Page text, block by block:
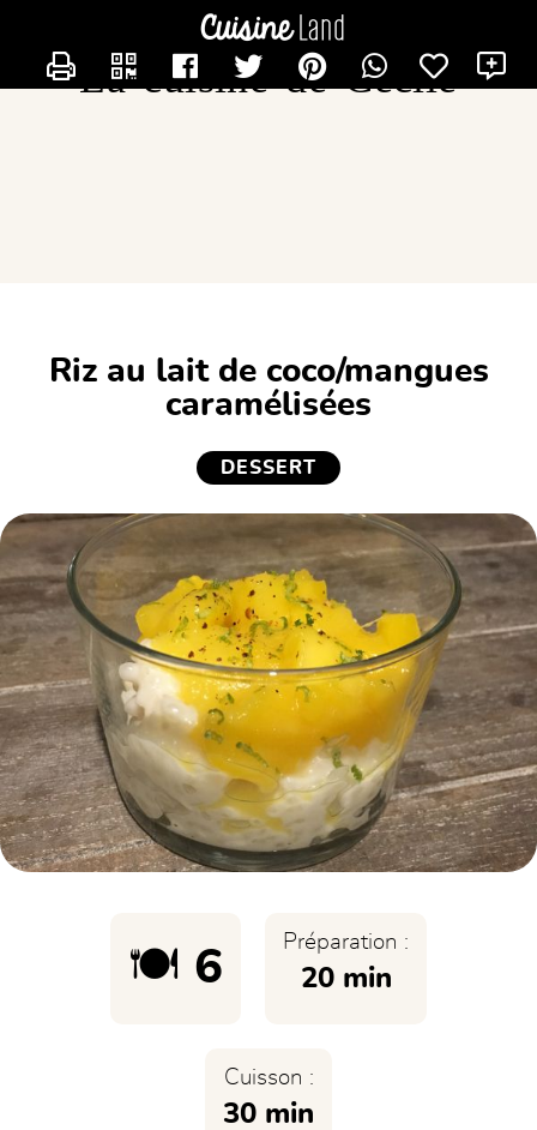
La cuisine de Cécile
Riz au lait de coco/mangues
caramélisées
DESSERT
🍽️ 6
Préparation :
20 min
Cuisson :
30 min
CONTACTER CECILOU